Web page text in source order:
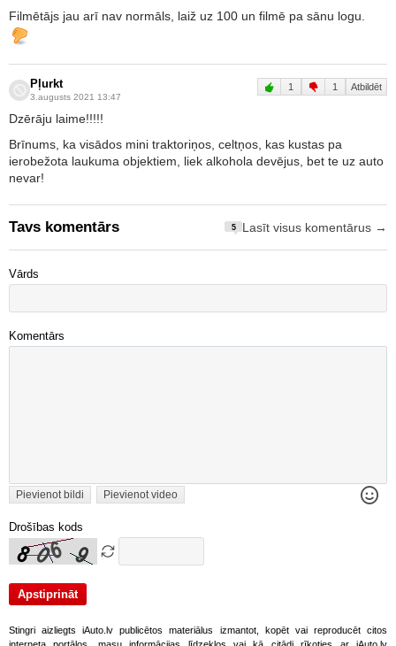
Filmētājs jau arī nav normāls, laiž uz 100 un filmē pa sānu logu.
Pļurkt
3.augusts 2021 13:47
1 1 Atbildēt
Dzērāju laime!!!!!
Brīnums, ka visādos mini traktoriņos, celtņos, kas kustas pa
ierobežota laukuma objektiem, liek alkohola devējus, bet te uz auto
nevar!
Tavs komentārs 5 Lasīt visus komentārus →
Vārds
Komentārs
Pievienot bildi Pievienot video
Drošības kods
Stingri aizliegts iAuto.lv publicētos materiālus izmantot, kopēt vai reproducēt citos